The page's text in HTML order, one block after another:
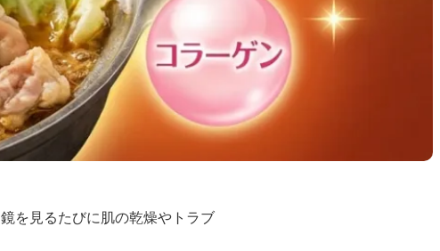
を見るたびに肌の乾燥やトラブ